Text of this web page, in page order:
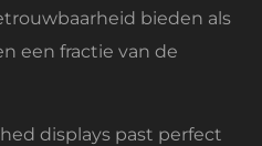
bieden als
een fractie van de
displays past perfect